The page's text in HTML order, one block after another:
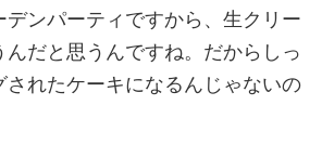
デンパーティですから、生クリー
んだと思うんですね。だからしっ
されたケーキになるんじゃないの